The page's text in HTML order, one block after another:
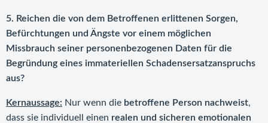
5. Reichen die von dem Betroffenen erlittenen Sorgen,
Befürchtungen und Ängste vor einem möglichen
Missbrauch seiner personenbezogenen Daten für die
Begründung eines immateriellen Schadensersatzanspruchs
aus?
Kernaussage: Nur wenn die betroffene Person nachweist,
dass sie individuell einen realen und sicheren emotionalen